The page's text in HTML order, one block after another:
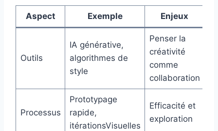
Aspect Exemple Enjeux
Outils
IA générative,
algorithmes de
style
Penser la
créativité
comme
collaboration
Processus
Prototypage
rapide,
itérationsVisuelles
Efficacité et
exploration